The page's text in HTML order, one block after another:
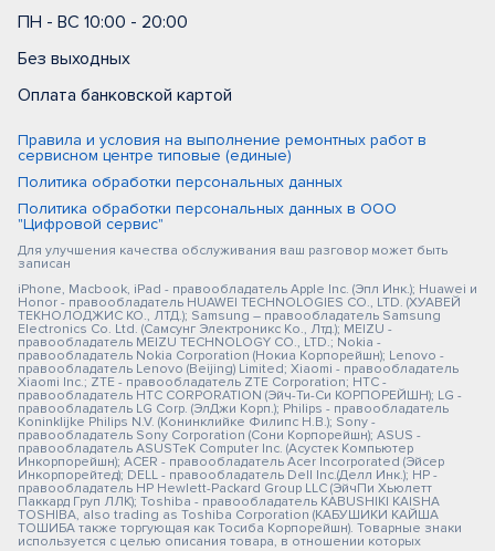
ПН - ВС 10:00 - 20:00
Без выходных
Оплата банковской картой
Правила и условия на выполнение ремонтных работ в
сервисном центре типовые (единые)
Политика обработки персональных данных
Политика обработки персональных данных в ООО
"Цифровой сервис"
Для улучшения качества обслуживания ваш разговор может быть
записан
iPhone, Macbook, iPad - правообладатель Apple Inc. (Эпл Инк.); Huawei и
Honor - правообладатель HUAWEI TECHNOLOGIES CO., LTD. (ХУАВЕЙ
ТЕКНОЛОДЖИС КО., ЛТД.); Samsung – правообладатель Samsung
Electronics Co. Ltd. (Самсунг Электроникс Ко., Лтд.); MEIZU -
правообладатель MEIZU TECHNOLOGY CO., LTD.; Nokia -
правообладатель Nokia Corporation (Нокиа Корпорейшн); Lenovo -
правообладатель Lenovo (Beijing) Limited; Xiaomi - правообладатель
Xiaomi Inc.; ZTE - правообладатель ZTE Corporation; HTC -
правообладатель HTC CORPORATION (Эйч-Ти-Си КОРПОРЕЙШН); LG -
правообладатель LG Corp. (ЭлДжи Корп.); Philips - правообладатель
Koninklijke Philips N.V. (Конинклийке Филипс Н.В.); Sony -
правообладатель Sony Corporation (Сони Корпорейшн); ASUS -
правообладатель ASUSTeK Computer Inc. (Асустек Компьютер
Инкорпорейшн); ACER - правообладатель Acer Incorporated (Эйсер
Инкорпорейтед); DELL - правообладатель Dell Inc.(Делл Инк.); HP -
правообладатель HP Hewlett-Packard Group LLC (ЭйчПи Хьюлетт
Паккард Груп ЛЛК); Toshiba - правообладатель KABUSHIKI KAISHA
TOSHIBA, also trading as Toshiba Corporation (КАБУШИКИ КАЙША
ТОШИБА также торгующая как Тосиба Корпорейшн). Товарные знаки
используется с целью описания товара, в отношении которых